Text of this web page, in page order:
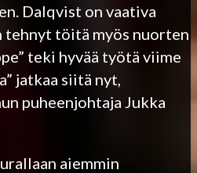
Dalqvist on vaativa
tehnyt töitä myös nuorten
teki hyvää työtä viime
jatkaa siitä nyt,
puheenjohtaja Jukka
aiemmin